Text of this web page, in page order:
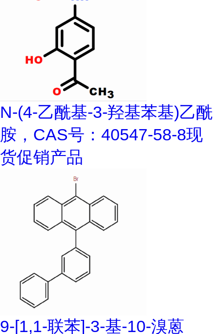
N-(4-乙酰基-3-羟基苯基)乙酰
胺，CAS号：40547-58-8现
货促销产品
9-[1,1-联苯]-3-基-10-溴蒽